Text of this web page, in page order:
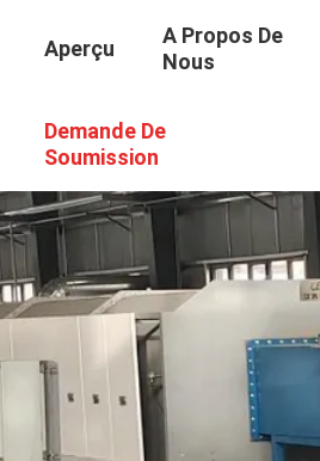
Aperçu
A Propos De
Nous
Demande De
Soumission